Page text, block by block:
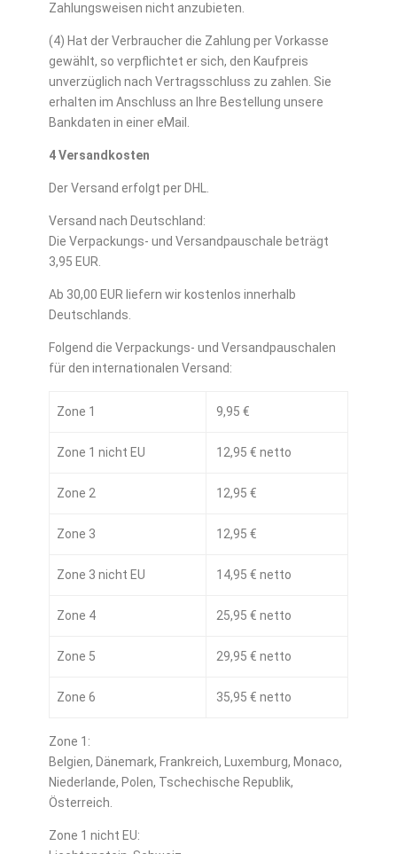
Zahlungsweisen nicht anzubieten.
(4) Hat der Verbraucher die Zahlung per Vorkasse
gewählt, so verpflichtet er sich, den Kaufpreis
unverzüglich nach Vertragsschluss zu zahlen. Sie
erhalten im Anschluss an Ihre Bestellung unsere
Bankdaten in einer eMail.
4 Versandkosten
Der Versand erfolgt per DHL.
Versand nach Deutschland:
Die Verpackungs- und Versandpauschale beträgt
3,95 EUR.
Ab 30,00 EUR liefern wir kostenlos innerhalb
Deutschlands.
Folgend die Verpackungs- und Versandpauschalen
für den internationalen Versand:
Zone 1 9,95 €
Zone 1 nicht EU 12,95 € netto
Zone 2 12,95 €
Zone 3 12,95 €
Zone 3 nicht EU 14,95 € netto
Zone 4 25,95 € netto
Zone 5 29,95 € netto
Zone 6 35,95 € netto
Zone 1:
Belgien, Dänemark, Frankreich, Luxemburg, Monaco,
Niederlande, Polen, Tschechische Republik,
Österreich.
Zone 1 nicht EU: